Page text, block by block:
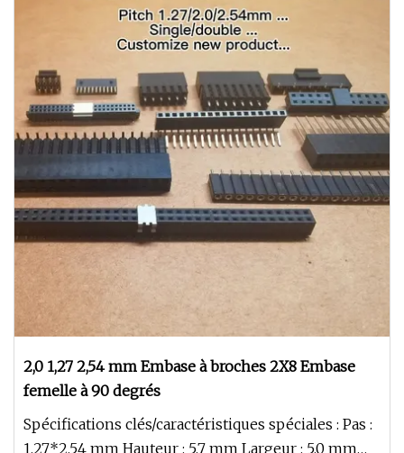
2,0 1,27 2,54 mm Embase à broches 2X8 Embase
femelle à 90 degrés
Spécifications clés/caractéristiques spéciales : Pas :
1,27*2,54 mm Hauteur : 5,7 mm Largeur : 5,0 mm